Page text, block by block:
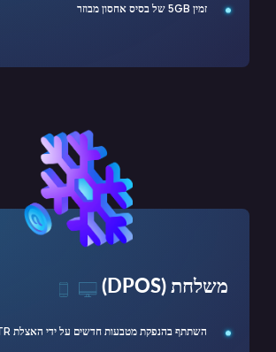
זמין 5GB של בסיס אחסון מבוזר
משלחת (DPOS)
השתתף בהנפקת מטבעות חדשים על ידי האצלת ARTR